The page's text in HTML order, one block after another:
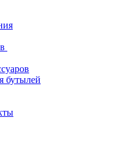
бутылей